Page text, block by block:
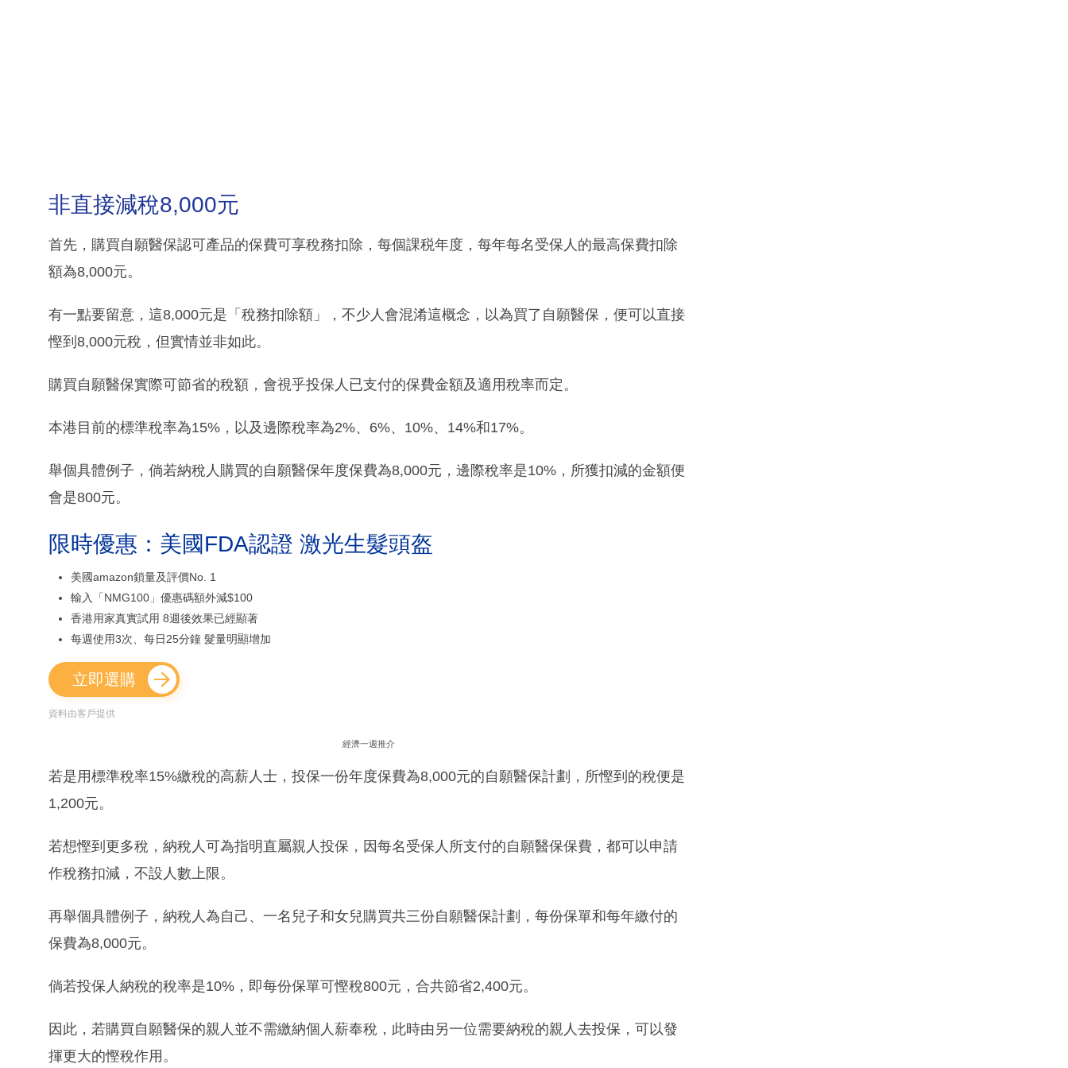
非直接減稅8,000元
首先，購買自願醫保認可產品的保費可享稅務扣除，每個課税年度，每年每名受保人的最高保費扣除
額為8,000元。
有一點要留意，這8,000元是「稅務扣除額」，不少人會混淆這概念，以為買了自願醫保，便可以直接
慳到8,000元稅，但實情並非如此。
購買自願醫保實際可節省的稅額，會視乎投保人已支付的保費金額及適用稅率而定。
本港目前的標準稅率為15%，以及邊際稅率為2%、6%、10%、14%和17%。
舉個具體例子，倘若納稅人購買的自願醫保年度保費為8,000元，邊際稅率是10%，所獲扣減的金額便
會是800元。
限時優惠：美國FDA認證 激光生髮頭盔
美國amazon鎖量及評價No. 1
輸入「NMG100」優惠碼額外減$100
香港用家真實試用 8週後效果已經顯著
每週使用3次、每日25分鐘 髮量明顯增加
立即選購
資料由客戶提供
經濟一週推介
若是用標準稅率15%繳稅的高薪人士，投保一份年度保費為8,000元的自願醫保計劃，所慳到的稅便是
1,200元。
若想慳到更多稅，納稅人可為指明直屬親人投保，因每名受保人所支付的自願醫保保費，都可以申請
作稅務扣減，不設人數上限。
再舉個具體例子，納稅人為自己、一名兒子和女兒購買共三份自願醫保計劃，每份保單和每年繳付的
保費為8,000元。
倘若投保人納稅的稅率是10%，即每份保單可慳稅800元，合共節省2,400元。
因此，若購買自願醫保的親人並不需繳納個人薪奉稅，此時由另一位需要納稅的親人去投保，可以發
揮更大的慳稅作用。